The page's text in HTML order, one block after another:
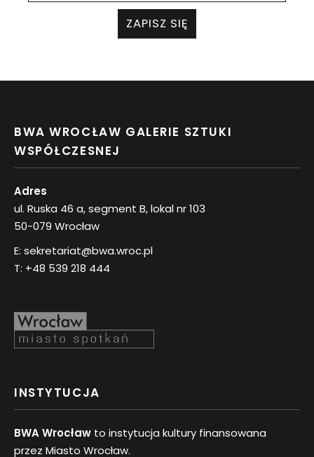
ZAPISZ SIĘ
BWA WROCŁAW GALERIE SZTUKI
WSPÓŁCZESNEJ
Adres
ul. Ruska 46 a, segment B, lokal nr 103
50-079 Wrocław
E: sekretariat@bwa.wroc.pl
T: +48 539 218 444
INSTYTUCJA
BWA Wrocław to instytucja kultury finansowana
przez Miasto Wrocław.